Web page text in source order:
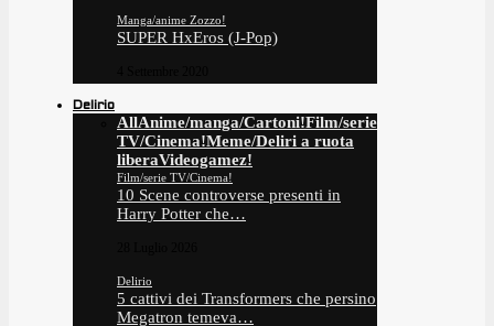
Manga/anime Zozzo!
SUPER HxEros (J-Pop)
Delirio
AllAnime/manga/Cartoni!Film/serie
TV/Cinema!Meme/Deliri a ruota
liberaVideogamez!
Film/serie TV/Cinema!
10 Scene controverse presenti in
Harry Potter che…
Delirio
5 cattivi dei Transformers che persino
Megatron temeva…